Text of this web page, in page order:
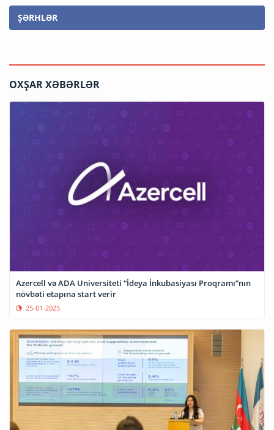
ŞƏRHLƏR
OXŞAR XƏBƏRLƏR
Azercell və ADA Universiteti “İdeya İnkubasiyası Proqramı”nın
növbəti etapına start verir
25-01-2025